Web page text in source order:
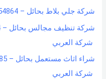
شركة جلي بلاط بحائل – 0551154864 – اتصل بنا – شركة العربي
شركة العربي
شركة العربي